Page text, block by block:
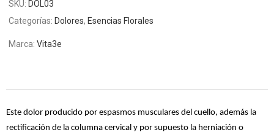
SKU: DOL03
Categorías: Dolores, Esencias Florales
Marca:Vita3e
Este dolor producido por espasmos musculares del cuello, además la
rectificación de la columna cervical y por supuesto la herniación o